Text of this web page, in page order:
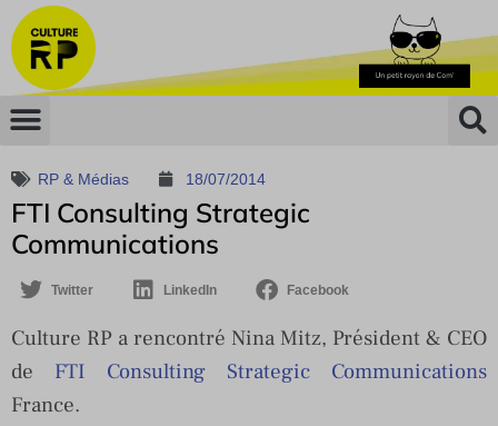
RP & Médias 18/07/2014
FTI Consulting Strategic
Communications
Twitter LinkedIn Facebook
Culture RP a rencontré Nina Mitz, Président & CEO
de FTI Consulting Strategic Communications
France.